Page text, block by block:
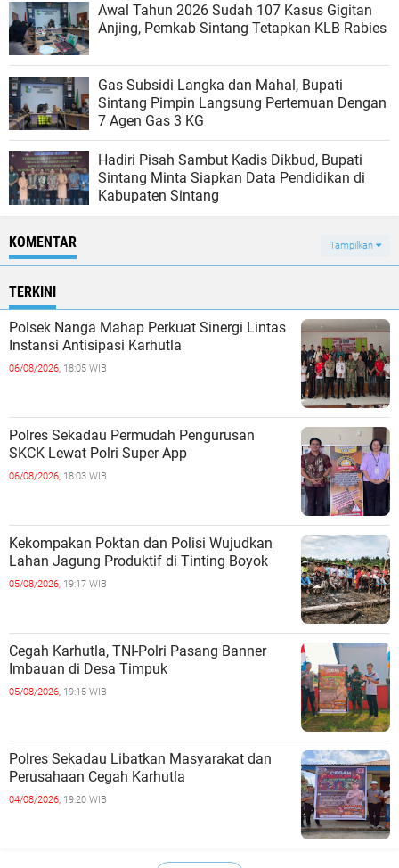
Awal Tahun 2026 Sudah 107 Kasus Gigitan
Anjing, Pemkab Sintang Tetapkan KLB Rabies
Gas Subsidi Langka dan Mahal, Bupati
Sintang Pimpin Langsung Pertemuan Dengan
7 Agen Gas 3 KG
Hadiri Pisah Sambut Kadis Dikbud, Bupati
Sintang Minta Siapkan Data Pendidikan di
Kabupaten Sintang
KOMENTAR Tampilkan
TERKINI
Polsek Nanga Mahap Perkuat Sinergi Lintas
Instansi Antisipasi Karhutla
06/08/2026, 18:05 WIB
Polres Sekadau Permudah Pengurusan
SKCK Lewat Polri Super App
06/08/2026, 18:03 WIB
Kekompakan Poktan dan Polisi Wujudkan
Lahan Jagung Produktif di Tinting Boyok
05/08/2026, 19:17 WIB
Cegah Karhutla, TNI-Polri Pasang Banner
Imbauan di Desa Timpuk
05/08/2026, 19:15 WIB
Polres Sekadau Libatkan Masyarakat dan
Perusahaan Cegah Karhutla
04/08/2026, 19:20 WIB